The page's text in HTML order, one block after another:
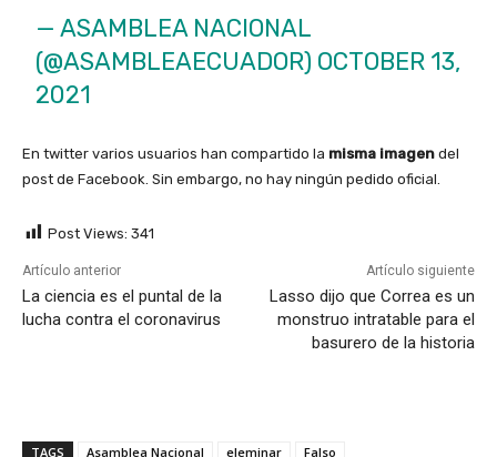
— ASAMBLEA NACIONAL
(@ASAMBLEAECUADOR) OCTOBER 13,
2021
En twitter varios usuarios han compartido la misma imagen del
post de Facebook. Sin embargo, no hay ningún pedido oficial.
Post Views: 341
Artículo anterior
La ciencia es el puntal de la
lucha contra el coronavirus
Artículo siguiente
Lasso dijo que Correa es un
monstruo intratable para el
basurero de la historia
TAGS Asamblea Nacional eleminar Falso